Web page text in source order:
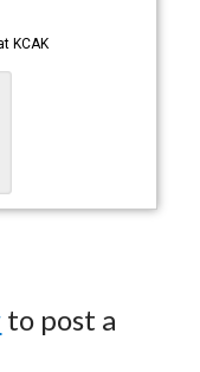
KCAK
to post a